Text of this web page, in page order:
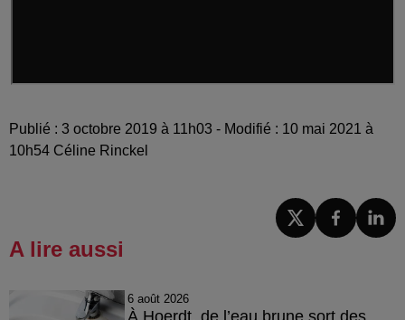
Publié : 3 octobre 2019 à 11h03 - Modifié : 10 mai 2021 à
10h54 Céline Rinckel
A lire aussi
6 août 2026